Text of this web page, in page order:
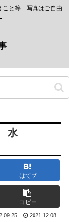
こと等 写真はご自由
水
はてブ
コピー
2021.12.08